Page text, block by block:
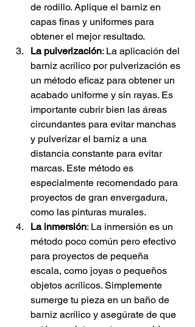
de rodillo. Aplique el barniz en
capas finas y uniformes para
obtener el mejor resultado.
La pulverización: La aplicación del
barniz acrílico por pulverización es
un método eficaz para obtener un
acabado uniforme y sin rayas. Es
importante cubrir bien las áreas
circundantes para evitar manchas
y pulverizar el barniz a una
distancia constante para evitar
marcas. Este método es
especialmente recomendado para
proyectos de gran envergadura,
como las pinturas murales.
La inmersión: La inmersión es un
método poco común pero efectivo
para proyectos de pequeña
escala, como joyas o pequeños
objetos acrílicos. Simplemente
sumerge tu pieza en un baño de
barniz acrílico y asegúrate de que